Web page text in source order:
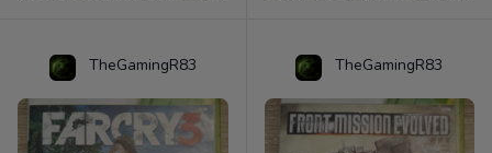
TheGamingR83 TheGamingR83